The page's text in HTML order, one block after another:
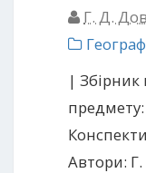
Г. Д.
| Збірник
предмету:
Конспекти
Автори: